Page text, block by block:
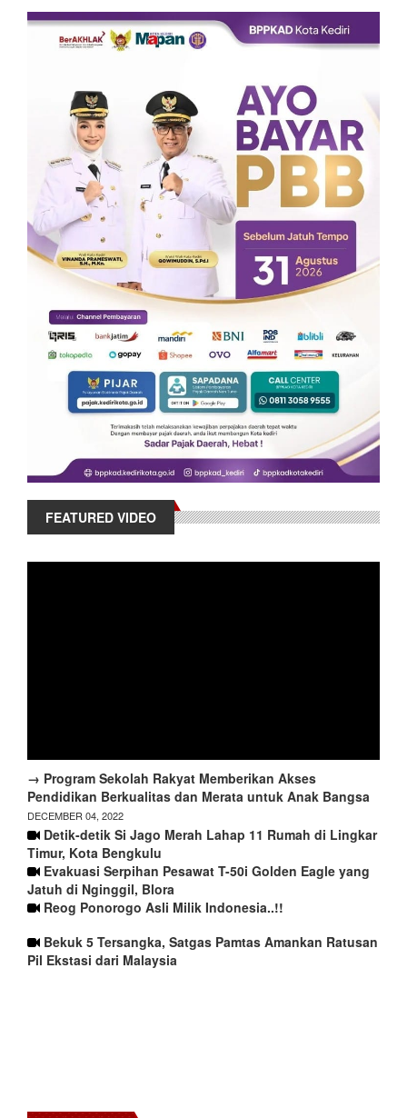
FEATURED VIDEO
→ Program Sekolah Rakyat Memberikan Akses
Pendidikan Berkualitas dan Merata untuk Anak Bangsa
DECEMBER 04, 2022
Detik-detik Si Jago Merah Lahap 11 Rumah di Lingkar
Timur, Kota Bengkulu
Evakuasi Serpihan Pesawat T-50i Golden Eagle yang
Jatuh di Nginggil, Blora
Reog Ponorogo Asli Milik Indonesia..!!
Bekuk 5 Tersangka, Satgas Pamtas Amankan Ratusan
Pil Ekstasi dari Malaysia